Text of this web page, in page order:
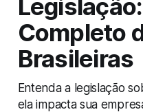
Completo
Brasileiras
Entenda a legislação
ela impacta sua